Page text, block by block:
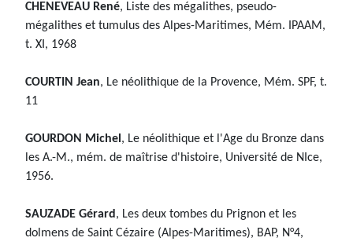
CHENEVEAU René, Liste des mégalithes, pseudo-
mégalithes et tumulus des Alpes-Maritimes, Mém. IPAAM,
t. XI, 1968
COURTIN Jean, Le néolithique de la Provence, Mém. SPF, t.
11
GOURDON Michel , Le néolithique et l'Age du Bronze dans
les A.-M., mém. de maîtrise d'histoire, Université de NIce,
1956.
SAUZADE Gérard , Les deux tombes du Prignon et les
dolmens de Saint Cézaire (Alpes-Maritimes), BAP, N°4,